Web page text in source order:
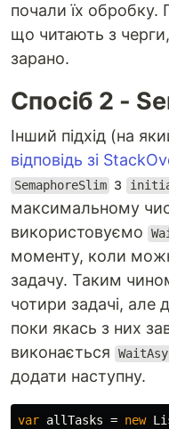
почали їх
що читають з
зарано.
Спосіб 2 -
Інший підхід (на
відповідь зі
SemaphoreSlim з
максимальному
використовуємо
моменту, коли
задачу. Таким
чотири задачі, але
поки якась з них
виконається
додати наступну.
var allTasks = new